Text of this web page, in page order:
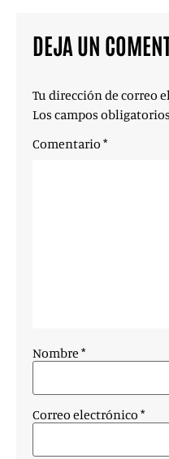
DEJA UN
Tu dirección de correo
Los campos
Comentario *
Nombre *
Correo electrónico *